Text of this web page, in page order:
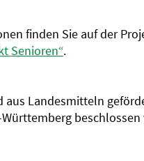
finden Sie auf der
Senioren“.
aus Landesmitteln